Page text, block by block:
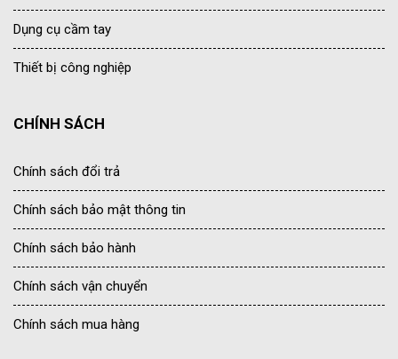
Dụng cụ cầm tay
Thiết bị công nghiệp
CHÍNH SÁCH
Chính sách đổi trả
Chính sách bảo mật thông tin
Chính sách bảo hành
Chính sách vận chuyển
Chính sách mua hàng